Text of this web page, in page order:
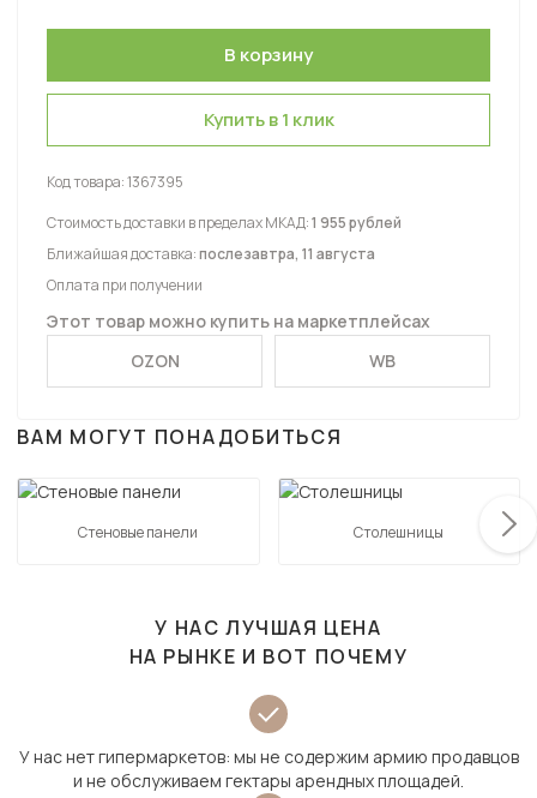
Купить в 1 клик
Код товара:1367395
Стоимость доставки в пределах МКАД:1 955 рублей
Ближайшая доставка:послезавтра, 11 августа
Оплата при получении
Этот товар можно купить на маркетплейсах
OZON
WB
ВАМ МОГУТ ПОНАДОБИТЬСЯ
Стеновые панели Столешницы
У НАС ЛУЧШАЯ ЦЕНА
НА РЫНКЕ И ВОТ ПОЧЕМУ
У нас нет гипермаркетов: мы не содержим армию продавцов
и не обслуживаем гектары арендных площадей.